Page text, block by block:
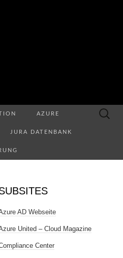
AZURE
JURA DATENBANK
Suchen
AD Webseite
United – Cloud Magazine
Center